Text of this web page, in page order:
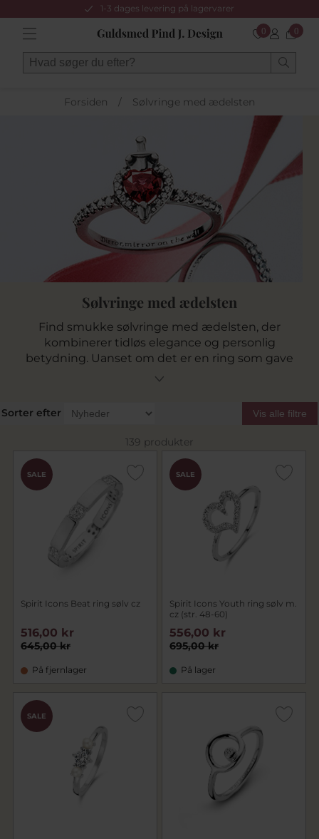
1-3 dages levering på lagervarer
0 0
Forsiden / Sølvringe med ædelsten
Sølvringe med ædelsten
Find smukke sølvringe med ædelsten, der
kombinerer tidløs elegance og personlig
betydning. Uanset om det er en ring som gave
til rubinbryllup, en fødselsdagsgave med
selv, har vi det perfekte smykke. Gør dit valg
personligt hos Pind J. Design!
Sorter efter Vis alle filtre
139 produkter
SALE
Spirit Icons Beat ring sølv cz
645,00 kr
516,00 kr
På fjernlager
SALE
Spirit Icons Youth ring sølv m.
cz (str. 48-60)
695,00 kr
556,00 kr
På lager
SALE